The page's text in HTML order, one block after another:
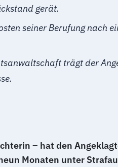
gerät.
seiner Berufung nach
trägt der
– hat den
Monaten unter